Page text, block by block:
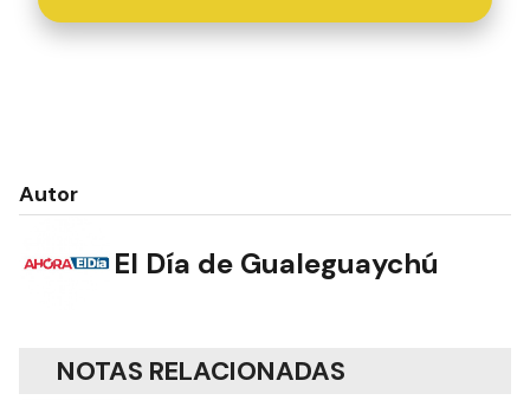
Autor
El Día de Gualeguaychú
NOTAS RELACIONADAS